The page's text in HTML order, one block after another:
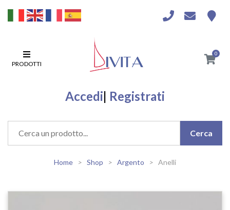
PRODOTTI
0
Accedi| Registrati
Home Shop Argento Anelli